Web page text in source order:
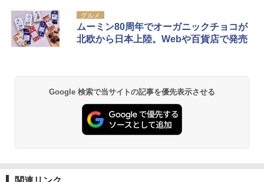
グルメ
ムーミン80周年でオーガニックチョコが
北欧から日本上陸。Webや百貨店で発売
Google 検索で当サイトの記事を優先表示させる